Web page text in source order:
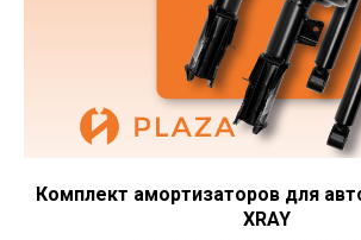
Комплект амортизаторов для
XRAY